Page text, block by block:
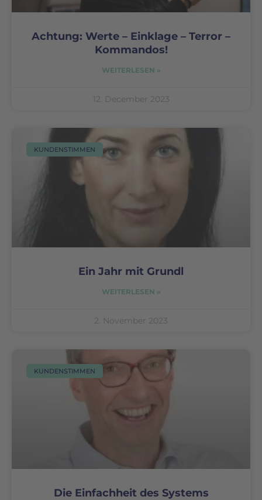
Achtung: Werte – Einklage – Terror –
Kommandos!
WEITERLESEN »
12. December 2023
KUNDENSTIMMEN
Ein Jahr mit Grundl
WEITERLESEN »
2. November 2023
KUNDENSTIMMEN
Die Einfachheit des Systems